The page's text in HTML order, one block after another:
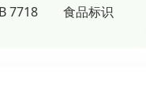
7718 食品标识